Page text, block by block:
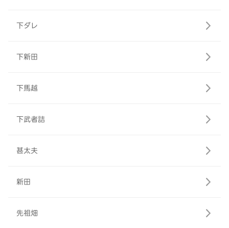
下ダレ
下新田
下馬越
下武者詰
甚太夫
新田
先祖畑